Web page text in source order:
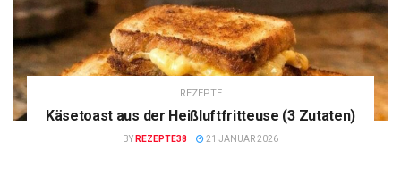
REZEPTE
Käsetoast aus der Heißluftfritteuse (3 Zutaten)
BY REZEPTE38 21 JANUAR 2026